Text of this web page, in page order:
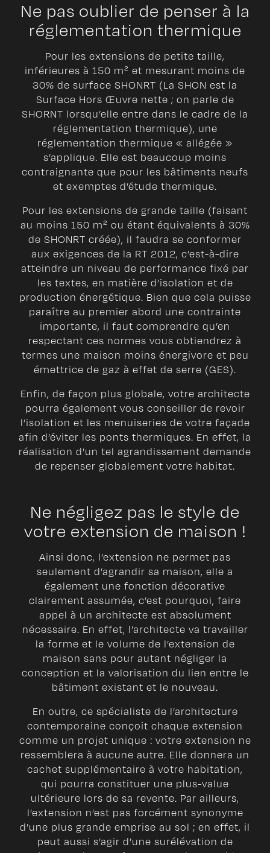
Ne pas oublier de penser à la
réglementation thermique
Pour les extensions de petite taille,
inférieures à 150 m² et mesurant moins de
30% de surface SHONRT (La SHON est la
Surface Hors Œuvre nette ; on parle de
SHORNT lorsqu’elle entre dans le cadre de la
réglementation thermique), une
réglementation thermique « allégée »
s’applique. Elle est beaucoup moins
contraignante que pour les bâtiments neufs
et exemptes d’étude thermique.
Pour les extensions de grande taille (faisant
au moins 150 m² ou étant équivalents à 30%
de SHONRT créée), il faudra se conformer
aux exigences de la RT 2012, c’est-à-dire
atteindre un niveau de performance fixé par
les textes, en matière d’isolation et de
production énergétique. Bien que cela puisse
paraître au premier abord une contrainte
importante, il faut comprendre qu’en
respectant ces normes vous obtiendrez à
termes une maison moins énergivore et peu
émettrice de gaz à effet de serre (GES).
Enfin, de façon plus globale, votre architecte
pourra également vous conseiller de revoir
l’isolation et les menuiseries de votre façade
afin d’éviter les ponts thermiques. En effet, la
réalisation d’un tel agrandissement demande
de repenser globalement votre habitat.
Ne négligez pas le style de
votre extension de maison !
Ainsi donc, l’extension ne permet pas
seulement d’agrandir sa maison, elle a
également une fonction décorative
clairement assumée, c’est pourquoi, faire
appel à un architecte est absolument
nécessaire. En effet, l’architecte va travailler
la forme et le volume de l’extension de
maison sans pour autant négliger la
conception et la valorisation du lien entre le
bâtiment existant et le nouveau.
En outre, ce spécialiste de l’architecture
contemporaine conçoit chaque extension
comme un projet unique : votre extension ne
ressemblera à aucune autre. Elle donnera un
cachet supplémentaire à votre habitation,
qui pourra constituer une plus-value
ultérieure lors de sa revente. Par ailleurs,
l’extension n’est pas forcément synonyme
d’une plus grande emprise au sol ; en effet, il
peut aussi s’agir d’une surélévation de